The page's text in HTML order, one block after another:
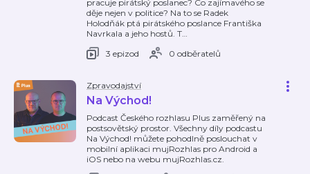
pracuje pirátský poslanec? Co zajímavého se
děje nejen v politice? Na to se Radek
Holodňák ptá pirátského poslance Františka
Navrkala a jeho hostů. T…
3 epizod
0 odběratelů
Zpravodajství
Na Východ!
Podcast Českého rozhlasu Plus zaměřený na
postsovětský prostor. Všechny díly podcastu
Na Východ! můžete pohodlně poslouchat v
mobilní aplikaci mujRozhlas pro Android a
iOS nebo na webu mujRozhlas.cz.